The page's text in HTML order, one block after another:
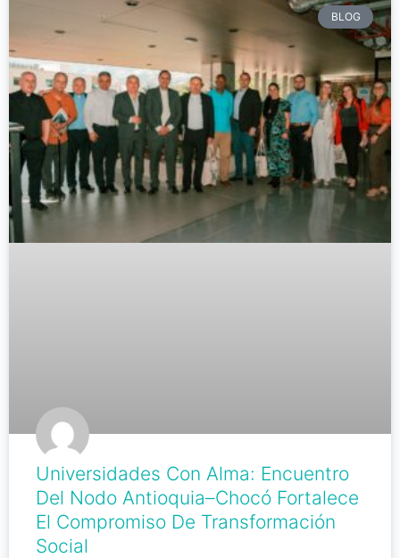
BLOG
Universidades Con Alma: Encuentro
Del Nodo Antioquia–Chocó Fortalece
El Compromiso De Transformación
Social